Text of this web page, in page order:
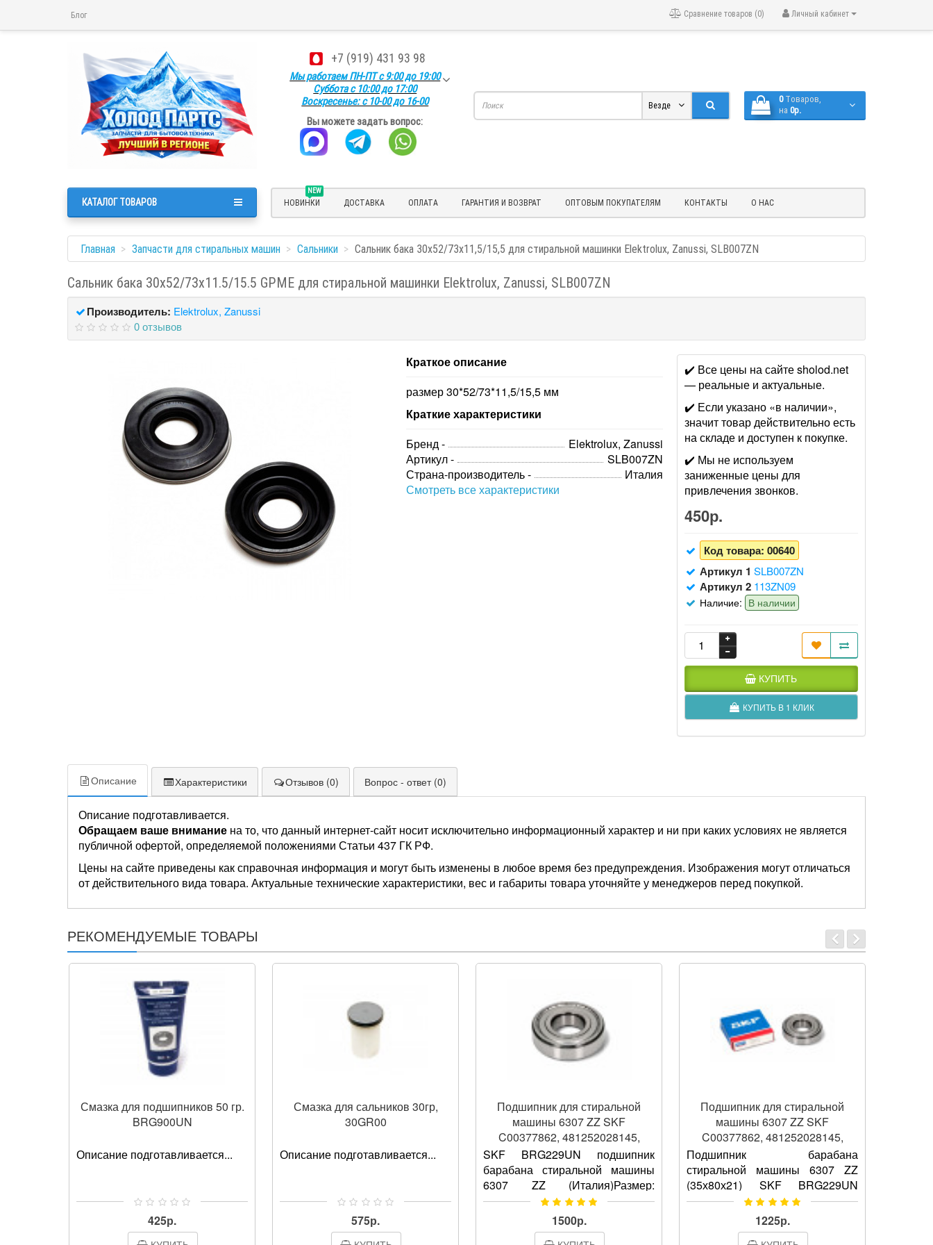
Блог Личный кабинет
Сравнение товаров (0)
+7 (919) 431 93 98
Мы работаем ПН-ПТ с 9:00 до 19:00
Суббота с 10:00 до 17:00
Воскресенье: с 10-00 до 16-00
Вы можете задать вопрос:
0 Tоваров,
на 0р.
Везде
NEW
НОВИНКИ ДОСТАВКА ОПЛАТА ГАРАНТИЯ И ВОЗВРАТ ОПТОВЫМ ПОКУПАТЕЛЯМ КОНТАКТЫ О НАС
КАТАЛОГ ТОВАРОВ
Главная Запчасти для стиральных машин Сальники Сальник бака 30x52/73x11,5/15,5 для стиральной машинки Elektrolux, Zanussi, SLB007ZN
Сальник бака 30x52/73x11.5/15.5 GPME для стиральной машинки Elektrolux, Zanussi, SLB007ZN
Производитель: Elektrolux, Zanussi
0 отзывов
Краткое описание
размер 30*52/73*11,5/15,5 мм
Краткие характеристики
Бренд -
Elektrolux, Zanussi
Артикул -
SLB007ZN
Страна-производитель -
Италия
Смотреть все характеристики
✔️ Все цены на сайте sholod.net
— реальные и актуальные.
✔️ Если указано «в наличии»,
значит товар действительно есть
на складе и доступен к покупке.
✔️ Мы не используем
заниженные цены для
привлечения звонков.
450р.
Код товара: 00640
Артикул 1 SLB007ZN
Артикул 2 113ZN09
Наличие: В наличии
КУПИТЬ
КУПИТЬ В 1 КЛИК
Описание Характеристики Отзывов (0) Вопрос - ответ (0)
Описание подготавливается.
Обращаем ваше внимание на то, что данный интернет-сайт носит исключительно информационный характер и ни при каких условиях не является
публичной офертой, определяемой положениями Статьи 437 ГК РФ.
Цены на сайте приведены как справочная информация и могут быть изменены в любое время без предупреждения. Изображения могут отличаться
от действительного вида товара. Актуальные технические характеристики, вес и габариты товара уточняйте у менеджеров перед покупкой.
РЕКОМЕНДУЕМЫЕ ТОВАРЫ
Смазка для подшипников 50 гр.
BRG900UN
Описание подготавливается...
425р.
Смазка для сальников 30гр,
30GR00
Описание подготавливается...
575р.
Подшипник для стиральной
машины 6307 ZZ SKF
C00377862, 481252028145,
Италия
SKF BRG229UN подшипник
барабана стиральной машины
6307 ZZ (Италия)Размер:
35x80x21 мм;тип: закрытый
подшипник;производитель: SKF
(Италия);оригинальный код
1500р.
Подшипник для стиральной
машины 6307 ZZ SKF
C00377862, 481252028145,
Подшипник барабана
стиральной машины 6307 ZZ
(35х80х21) SKF BRG229UN
(Франция) Подходит для
большинства стиральных машин
автомат марок: LG, Bosch,
1225р.